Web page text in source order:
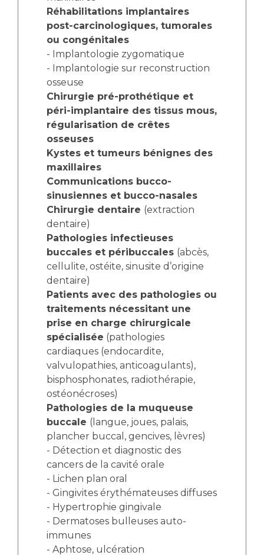
Réhabilitations implantaires
post-carcinologiques, tumorales
ou congénitales
- Implantologie zygomatique
- Implantologie sur reconstruction
osseuse
Chirurgie pré-prothétique et
péri-implantaire des tissus mous,
régularisation de crêtes
osseuses
Kystes et tumeurs bénignes des
maxillaires
Communications bucco-
sinusiennes et bucco-nasales
Chirurgie dentaire (extraction
dentaire)
Pathologies infectieuses
buccales et péribuccales (abcès,
cellulite, ostéite, sinusite d’origine
dentaire)
Patients avec des pathologies ou
traitements nécessitant une
prise en charge chirurgicale
spécialisée (pathologies
cardiaques (endocardite,
valvulopathies, anticoagulants),
bisphosphonates, radiothérapie,
ostéonécroses)
Pathologies de la muqueuse
buccale (langue, joues, palais,
plancher buccal, gencives, lèvres)
- Détection et diagnostic des
cancers de la cavité orale
- Lichen plan oral
- Gingivites érythémateuses diffuses
- Hypertrophie gingivale
- Dermatoses bulleuses auto-
immunes
- Aphtose, ulcération